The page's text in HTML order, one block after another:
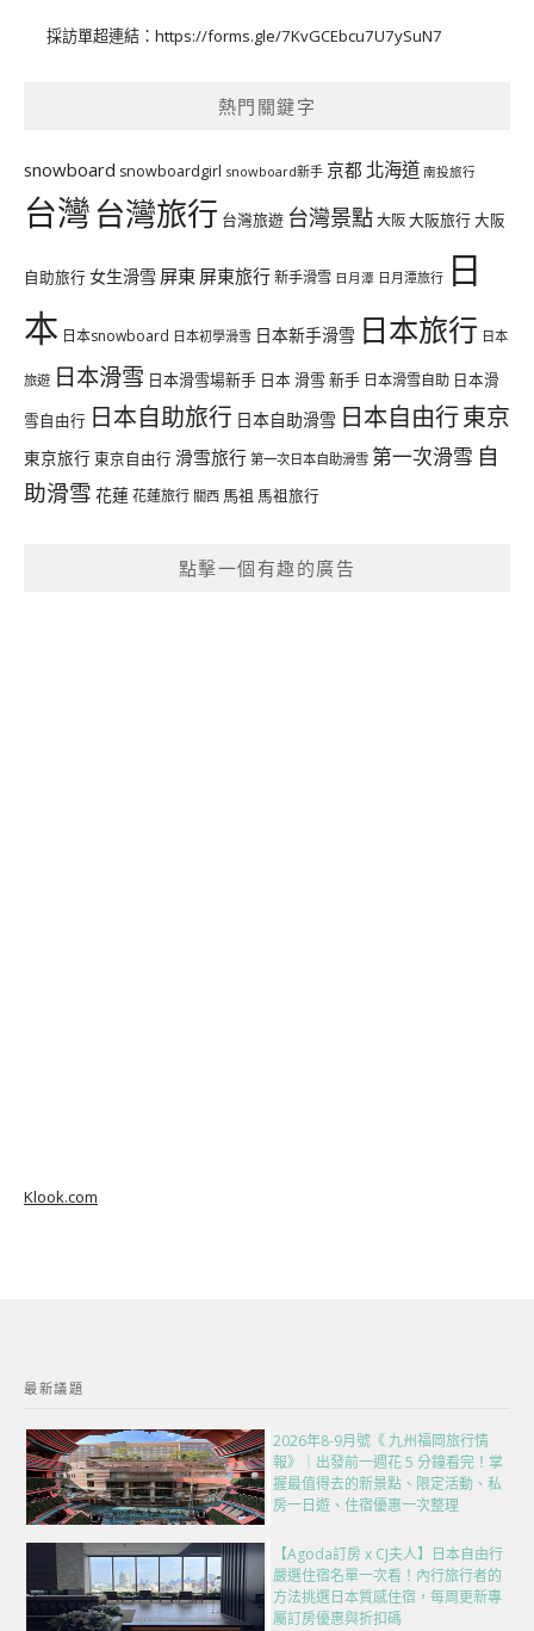
採訪單超連結： https://forms.gle/7KvGCEbcu7U7ySuN7
熱門關鍵字
snowboard snowboardgirl snowboard新手 京都 北海道 南投旅行
台灣台灣旅行 台灣旅遊 台灣景點大阪大阪旅行大阪
自助旅行 女生滑雪 屏東 屏東旅行新手滑雪 日月潭 日月潭旅行 日
本 日本snowboard 日本初學滑雪 日本新手滑雪 日本旅行 日本
旅遊 日本滑雪 日本滑雪場新手 日本 滑雪 新手 日本滑雪自助 日本滑
雪自由行 日本自助旅行 日本自助滑雪 日本自由行東京
東京旅行 東京自由行 滑雪旅行 第一次日本自助滑雪 第一次滑雪 自
助滑雪 花蓮花蓮旅行 關西 馬祖 馬祖旅行
點擊一個有趣的廣告
Klook.com
最新議題
2026年8-9月號《 九州福岡旅行情
報》｜出發前一週花 5 分鐘看完！掌
握最值得去的新景點、限定活動、私
房一日遊、住宿優惠一次整理
【Agoda訂房 x CJ夫人】日本自由行
嚴選住宿名單一次看！內行旅行者的
方法挑選日本質感住宿，每周更新專
屬訂房優惠與折扣碼